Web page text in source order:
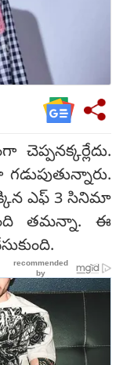
చెప్పనక్కర్లేదు.
ఎఫ్ 3 సినిమా
తమన్నా. ఈ